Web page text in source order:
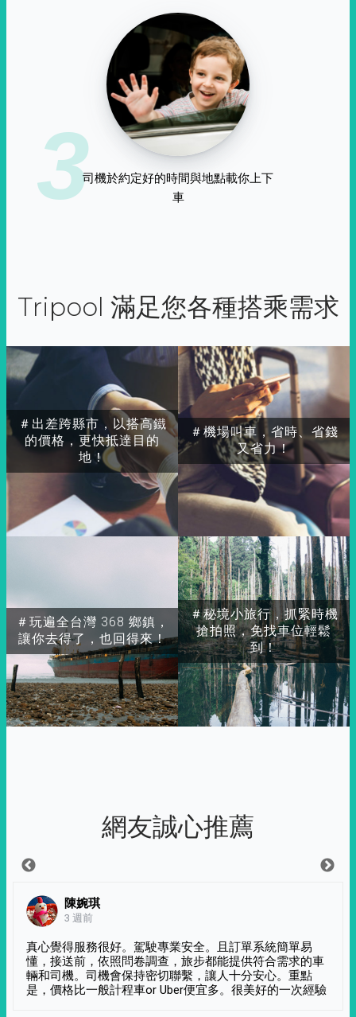
3司機於約定好的時間與地點載你上下
車
Tripool 滿足您各種搭乘需求
＃出差跨縣市，以搭高鐵
的價格，更快抵達目的
地！
＃玩遍全台灣 368 鄉鎮，
讓你去得了，也回得來！
＃秘境小旅行，抓緊時機
搶拍照，免找車位輕鬆
到！
＃機場叫車，省時、省錢
又省力！
網友誠心推薦
陳婉琪
3 週前
真心覺得服務很好。駕駛專業安全。且訂單系統簡單易
懂，接送前，依照問卷調查，旅步都能提供符合需求的車
輛和司機。司機會保持密切聯繫，讓人十分安心。重點
是，價格比一般計程車or Uber便宜多。很美好的一次經驗